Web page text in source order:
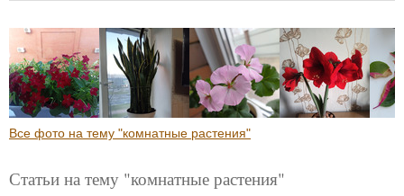
Все фото на тему "комнатные растения"
Статьи на тему "комнатные растения"